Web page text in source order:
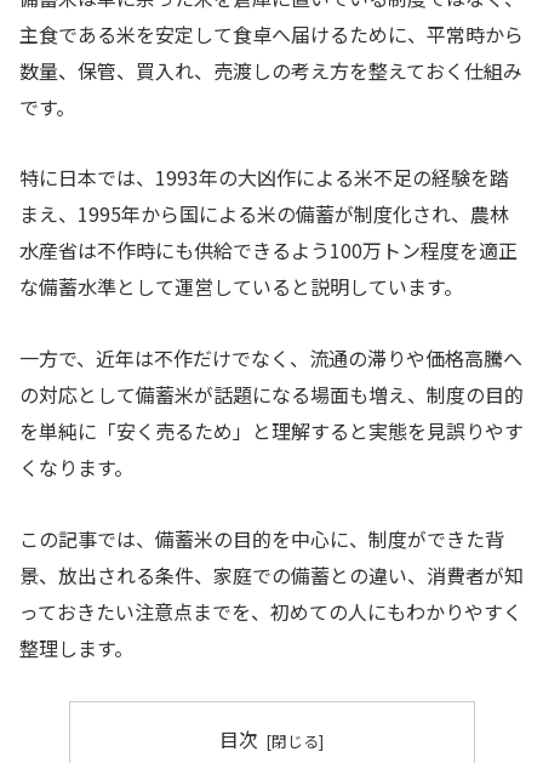
主食である米を安定して食卓へ届けるために、平常時から
数量、保管、買入れ、売渡しの考え方を整えておく仕組み
です。
特に日本では、1993年の大凶作による米不足の経験を踏
まえ、1995年から国による米の備蓄が制度化され、農林
水産省は不作時にも供給できるよう100万トン程度を適正
な備蓄水準として運営していると説明しています。
一方で、近年は不作だけでなく、流通の滞りや価格高騰へ
の対応として備蓄米が話題になる場面も増え、制度の目的
を単純に「安く売るため」と理解すると実態を見誤りやす
くなります。
この記事では、備蓄米の目的を中心に、制度ができた背
景、放出される条件、家庭での備蓄との違い、消費者が知
っておきたい注意点までを、初めての人にもわかりやすく
整理します。
目次